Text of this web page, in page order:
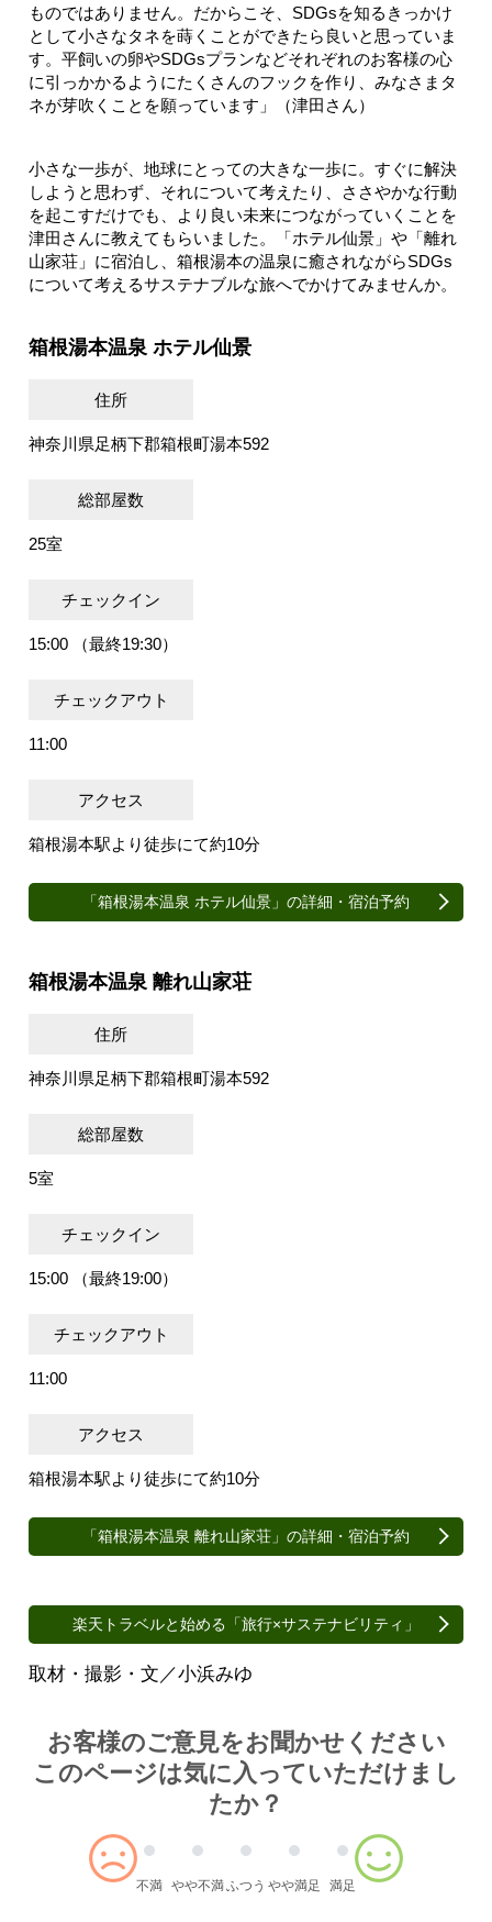
ものではありません。だからこそ、SDGsを知るきっかけ
として小さなタネを蒔くことができたら良いと思っていま
す。平飼いの卵やSDGsプランなどそれぞれのお客様の心
に引っかかるようにたくさんのフックを作り、みなさまタ
ネが芽吹くことを願っています」（津田さん）
小さな一歩が、地球にとっての大きな一歩に。すぐに解決
しようと思わず、それについて考えたり、ささやかな行動
を起こすだけでも、より良い未来につながっていくことを
津田さんに教えてもらいました。「ホテル仙景」や「離れ
山家荘」に宿泊し、箱根湯本の温泉に癒されながらSDGs
について考えるサステナブルな旅へでかけてみませんか。
箱根湯本温泉 ホテル仙景
住所
神奈川県足柄下郡箱根町湯本592
総部屋数
25室
チェックイン
15:00 （最終19:30）
チェックアウト
11:00
アクセス
箱根湯本駅より徒歩にて約10分
「箱根湯本温泉 ホテル仙景」の詳細・宿泊予約
箱根湯本温泉 離れ山家荘
住所
神奈川県足柄下郡箱根町湯本592
総部屋数
5室
チェックイン
15:00 （最終19:00）
チェックアウト
11:00
アクセス
箱根湯本駅より徒歩にて約10分
「箱根湯本温泉 離れ山家荘」の詳細・宿泊予約
楽天トラベルと始める「旅行×サステナビリティ」
取材・撮影・文／小浜みゆ
Article survey
お客様のご意見をお聞かせください
このページは気に入っていただけまし
たか？
不満 やや不満ふつう やや満足 満足